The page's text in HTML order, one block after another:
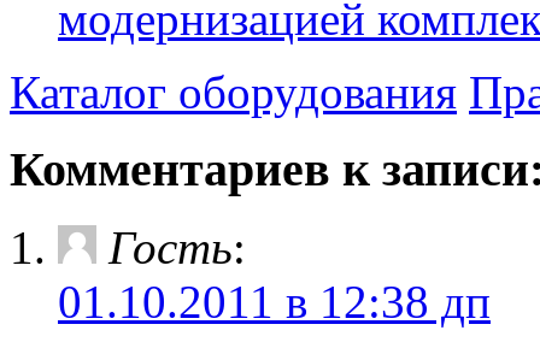
модернизацией
Каталог оборудования
Комментариев к
Гость:
01.10.2011 в 12:38 дп